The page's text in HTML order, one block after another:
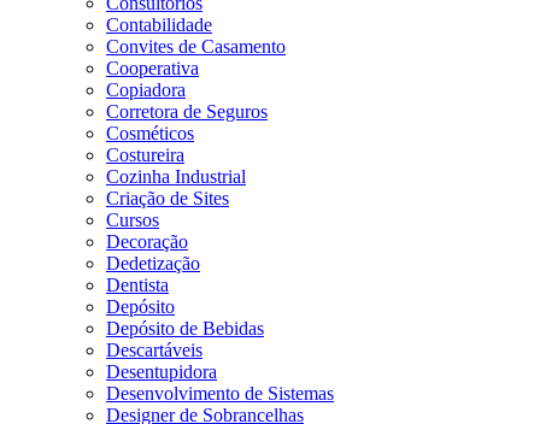
Contabilidade
Convites de Casamento
Cooperativa
Copiadora
Corretora de Seguros
Cosméticos
Costureira
Cozinha Industrial
Criação de Sites
Cursos
Decoração
Dedetização
Dentista
Depósito
Depósito de Bebidas
Descartáveis
Desentupidora
Desenvolvimento de Sistemas
Designer de Sobrancelhas